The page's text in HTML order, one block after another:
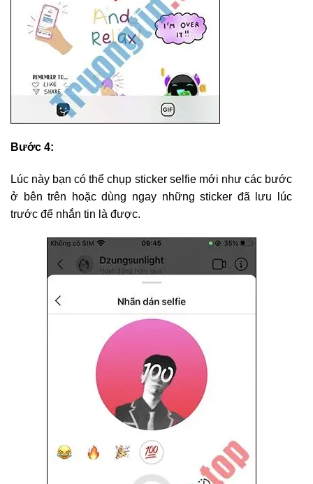
Bước 4:
Lúc này bạn có thể chụp sticker selfie mới như các bước
ở bên trên hoặc dùng ngay những sticker đã lưu lúc
trước để nhắn tin là được.